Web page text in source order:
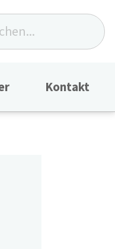
Kontakt